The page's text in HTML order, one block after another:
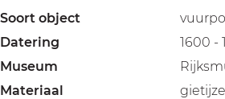
Soort object
Datering
1600 -
Museum
Materiaal